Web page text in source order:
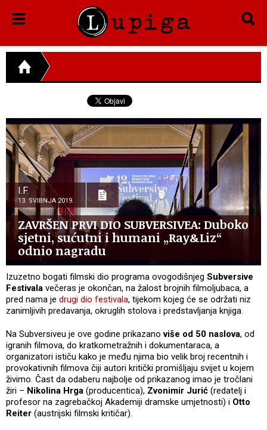
I.F.
13. SVIBNJA 2019.
ZAVRŠEN PRVI DIO SUBVERSIVEA: Duboko
sjetni, sućutni i humani „Ray&Liz“
odnio nagradu
Izuzetno bogati filmski dio programa ovogodišnjeg Subversive
Festivala večeras je okončan, na žalost brojnih filmoljubaca, a
pred nama je drugi dio festivala, tijekom kojeg će se održati niz
zanimljivih predavanja, okruglih stolova i predstavljanja knjiga.
Na Subversiveu je ove godine prikazanoviše od 50 naslova, od
igranih filmova, do kratkometražnih i dokumentaraca, a
organizatori ističu kako je među njima bio velik broj recentnih i
provokativnih filmova čiji autori kritički promišljaju svijet u kojem
živimo. Čast da odaberu najbolje od prikazanog imao je tročlani
žiri – Nikolina Hrga (producentica), Zvonimir Jurić (redatelj i
profesor na zagrebačkoj Akademiji dramske umjetnosti) i Otto
Reiter (austrijski filmski kritičar).